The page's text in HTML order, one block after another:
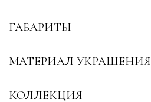
ГАБАРИТЫ
МАТЕРИАЛ УКРАШЕНИЯ
КОЛЛЕКЦИЯ